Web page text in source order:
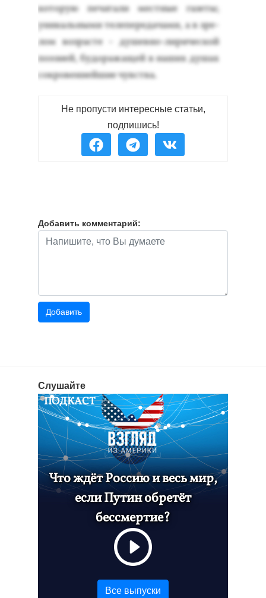
ко­торую пе­чата­ли мес­тные га­зеты;
уни­каль­ны­ми те­лепе­реда­чами, а в зре­
лом воз­расте - ду­шев­но-ли­ричес­кой
по­эзи­ей, бу­дора­жащей в на­ших ду­шах
сок­ро­вен­ней­шие чувс­тва.
Не пропусти интересные статьи,
подпишись!
Добавить комментарий:
Слушайте
ПОДКАСТ
Что ждёт Россию и весь мир,
если Путин обретёт
бессмертие?
Все выпуски